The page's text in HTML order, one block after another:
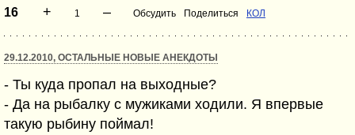
16 + 1 – Обсудить Поделиться КОЛ
29.12.2010, ОСТАЛЬНЫЕ НОВЫЕ АНЕКДОТЫ
- Ты куда пропал на выходные?
- Да на рыбалку с мужиками ходили. Я впервые
такую рыбину поймал!